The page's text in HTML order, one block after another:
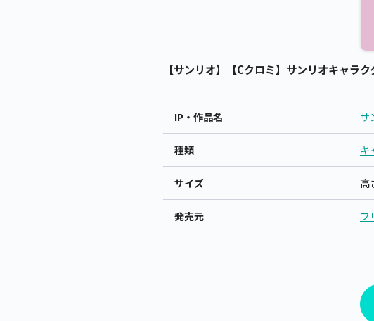
【サンリオ】【Cクロミ】サンリオキャラ
IP・作品名 サ
種類 キ
サイズ 高
発売元 フ